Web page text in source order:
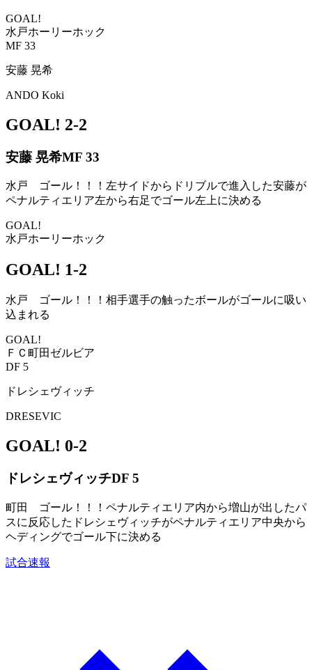
GOAL!
水戸ホーリーホック
MF 33
安藤 晃希
ANDO Koki
GOAL! 2-2
安藤 晃希MF 33
水戸 ゴール！！！左サイドからドリブルで進入した安藤が
ペナルティエリア左から右足でゴール左上に決める
GOAL!
水戸ホーリーホック
GOAL! 1-2
水戸 ゴール！！！相手選手の触ったボールがゴールに吸い
込まれる
GOAL!
ＦＣ町田ゼルビア
DF 5
ドレシェヴィッチ
DRESEVIC
GOAL! 0-2
ドレシェヴィッチDF 5
町田 ゴール！！！ペナルティエリア内から増山が出したパ
スに反応したドレシェヴィッチがペナルティエリア中央から
ヘディングでゴール下に決める
試合速報